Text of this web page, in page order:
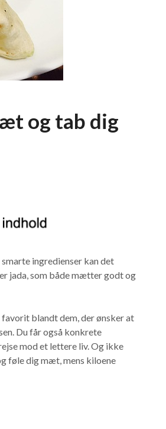
og tab dig
ingredienser kan det
jada, som både mætter godt og
blandt dem, der ønsker at
Du får også konkrete
mod et lettere liv. Og ikke
føle dig mæt, mens kiloene